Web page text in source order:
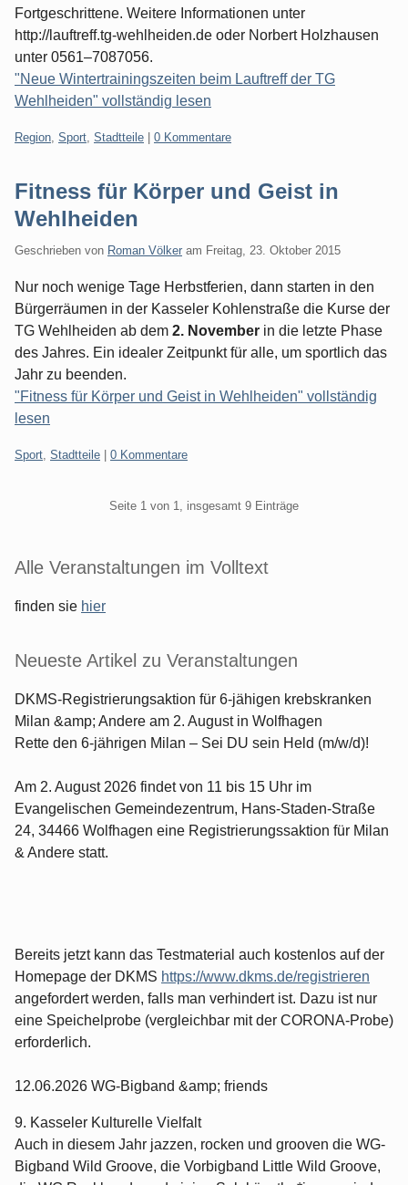
Fortgeschrittene. Weitere Informationen unter
http://lauftreff.tg-wehlheiden.de oder Norbert Holzhausen
unter 0561–7087056.
"Neue Wintertrainingszeiten beim Lauftreff der TG
Wehlheiden" vollständig lesen
Kategorien:
Region Sport Stadtteile | 0 Kommentare
Fitness für Körper und Geist in
Wehlheiden
Geschrieben von Roman Völker am Freitag, 23. Oktober 2015
Nur noch wenige Tage Herbstferien, dann starten in den
Bürgerräumen in der Kasseler Kohlenstraße die Kurse der
TG Wehlheiden ab dem 2. November in die letzte Phase
des Jahres. Ein idealer Zeitpunkt für alle, um sportlich das
Jahr zu beenden.
"Fitness für Körper und Geist in Wehlheiden" vollständig
lesen
Kategorien:
Sport Stadtteile | 0 Kommentare
Seite 1 von 1, insgesamt 9 Einträge
Seitenleiste
Alle Veranstaltungen im Volltext
finden sie hier
Neueste Artikel zu Veranstaltungen
DKMS-Registrierungsaktion für 6-jähigen krebskranken
Milan &amp; Andere am 2. August in Wolfhagen
Rette den 6-jährigen Milan – Sei DU sein Held (m/w/d)!
Am 2. August 2026 findet von 11 bis 15 Uhr im
Evangelischen Gemeindezentrum, Hans-Staden-Straße
24, 34466 Wolfhagen eine Registrierungssaktion für Milan
& Andere statt.
Bereits jetzt kann das Testmaterial auch kostenlos auf der
Homepage der DKMS https://www.dkms.de/registrieren
angefordert werden, falls man verhindert ist. Dazu ist nur
eine Speichelprobe (vergleichbar mit der CORONA-Probe)
erforderlich.
12.06.2026 WG-Bigband &amp; friends
9. Kasseler Kulturelle Vielfalt
Auch in diesem Jahr jazzen, rocken und grooven die WG-
Bigband Wild Groove, die Vorbigband Little Wild Groove,